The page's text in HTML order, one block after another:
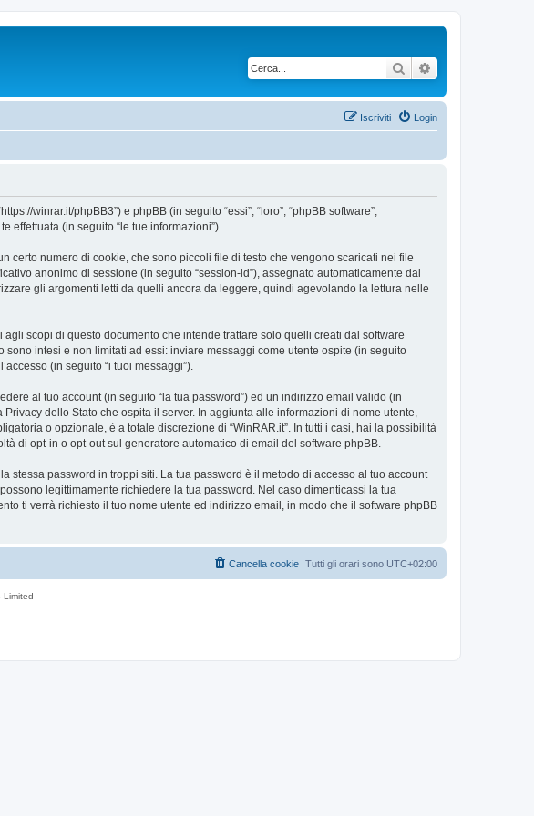
Cerca
Login
Iscriviti
winrar.it/phpBB3”) e phpBB (in seguito “essi”, “loro”, “phpBB software”,
effettuata (in seguito “le tue informazioni”).
certo numero di cookie, che sono piccoli file di testo che vengono scaricati nei file
anonimo di sessione (in seguito “session-id”), assegnato automaticamente dal
gli argomenti letti da quelli ancora da leggere, quindi agevolando la lettura nelle
scopi di questo documento che intende trattare solo quelli creati dal software
intesi e non limitati ad essi: inviare messaggi come utente ospite (in seguito
(in seguito “i tuoi messaggi”).
al tuo account (in seguito “la tua password”) ed un indirizzo email valido (in
dello Stato che ospita il server. In aggiunta alle informazioni di nome utente,
o opzionale, è a totale discrezione di “WinRAR.it”. In tutti i casi, hai la possibilità
di opt-in o opt-out sul generatore automatico di email del software phpBB.
password in troppi siti. La tua password è il metodo di accesso al tuo account
legittimamente richiedere la tua password. Nel caso dimenticassi la tua
ti verrà richiesto il tuo nome utente ed indirizzo email, in modo che il software phpBB
Tutti gli orari sono UTC+02:00
Cancella cookie
Limited